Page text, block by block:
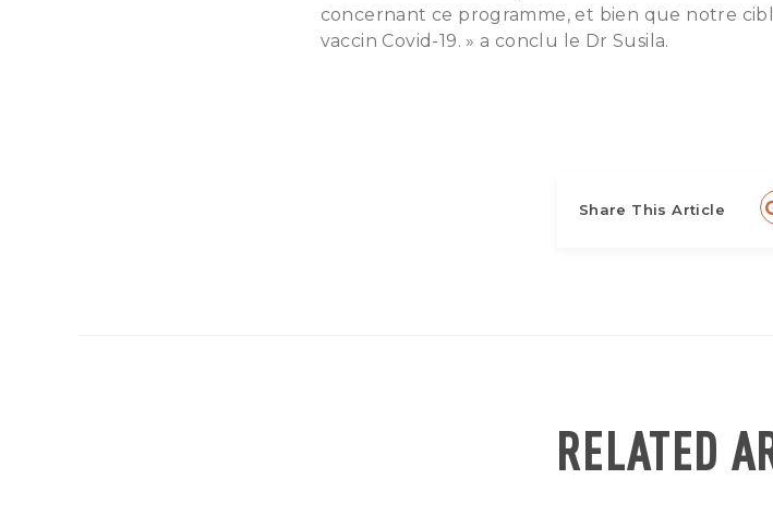
concernant ce programme, et bien que notre
vaccin Covid-19. » a conclu le Dr Susila.
Share This Article
RELATED